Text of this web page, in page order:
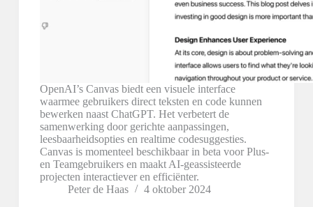
OpenAI’s Canvas biedt een visuele interface
waarmee gebruikers direct teksten en code kunnen
bewerken naast ChatGPT. Het verbetert de
samenwerking door gerichte aanpassingen,
leesbaarheidsopties en realtime codesuggesties.
Canvas is momenteel beschikbaar in beta voor Plus-
en Teamgebruikers en maakt AI-geassisteerde
projecten interactiever en efficiënter.
Peter de Haas
4 oktober 2024